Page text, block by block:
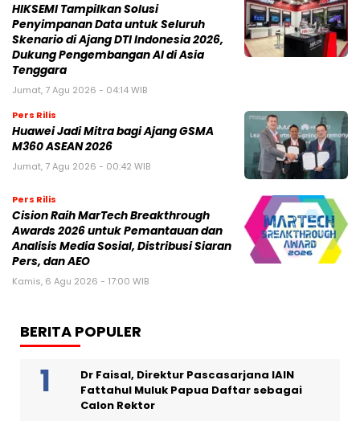
HIKSEMI Tampilkan Solusi
Penyimpanan Data untuk Seluruh
Skenario di Ajang DTI Indonesia 2026,
Dukung Pengembangan AI di Asia
Tenggara
Jumat, 7 Agu 2026 - 04:14 WIB
Pers Rilis
Huawei Jadi Mitra bagi Ajang GSMA
M360 ASEAN 2026
Jumat, 7 Agu 2026 - 00:42 WIB
Pers Rilis
Cision Raih MarTech Breakthrough
Awards 2026 untuk Pemantauan dan
Analisis Media Sosial, Distribusi Siaran
Pers, dan AEO
Kamis, 6 Agu 2026 - 17:00 WIB
BERITA POPULER
Dr Faisal, Direktur Pascasarjana IAIN
Fattahul Muluk Papua Daftar sebagai
Calon Rektor